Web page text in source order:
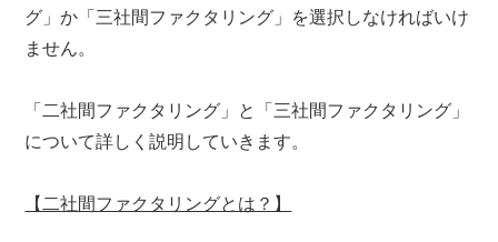
グ」か「三社間ファクタリング」を選択しなければいけ
ません。
「二社間ファクタリング」と「三社間ファクタリング」
について詳しく説明していきます。
【二社間ファクタリングとは？】